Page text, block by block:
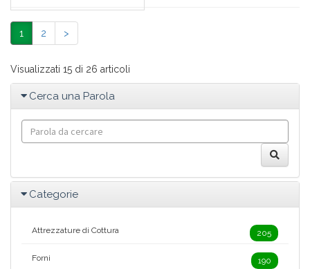
1 2 >
Visualizzati 15 di 26 articoli
Cerca una Parola
Categorie
Attrezzature di Cottura 205
Forni 190